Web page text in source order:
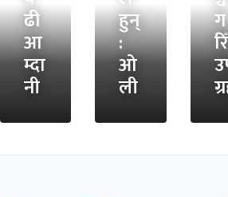
ढी
आ
म्दा
नी
हुन्
:
ओ
ली
ग